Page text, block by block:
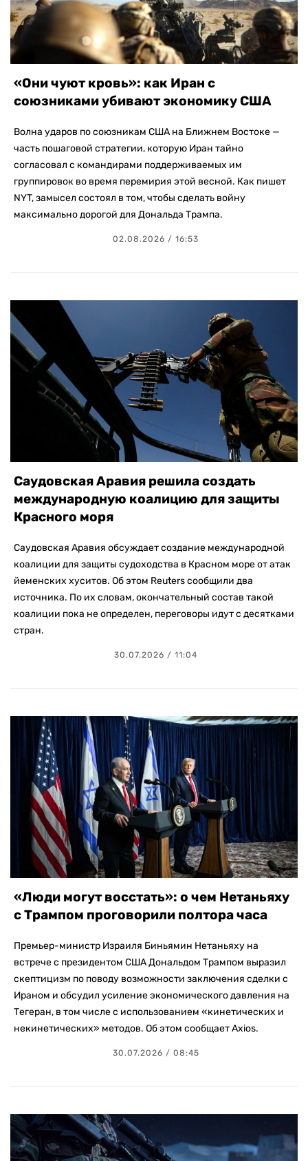
«Они чуют кровь»: как Иран с
союзниками убивают экономику США
Волна ударов по союзникам США на Ближнем Востоке —
часть пошаговой стратегии, которую Иран тайно
согласовал с командирами поддерживаемых им
группировок во время перемирия этой весной. Как пишет
NYT, замысел состоял в том, чтобы сделать войну
максимально дорогой для Дональда Трампа.
02.08.2026 / 16:53
Саудовская Аравия решила создать
международную коалицию для защиты
Красного моря
Саудовская Аравия обсуждает создание международной
коалиции для защиты судоходства в Красном море от атак
йеменских хуситов. Об этом Reuters сообщили два
источника. По их словам, окончательный состав такой
коалиции пока не определен, переговоры идут с десятками
стран.
30.07.2026 / 11:04
«Люди могут восстать»: о чем Нетаньяху
с Трампом проговорили полтора часа
Премьер-министр Израиля Биньямин Нетаньяху на
встрече с президентом США Дональдом Трампом выразил
скептицизм по поводу возможности заключения сделки с
Ираном и обсудил усиление экономического давления на
Тегеран, в том числе с использованием «кинетических и
некинетических» методов. Об этом сообщает Axios.
30.07.2026 / 08:45